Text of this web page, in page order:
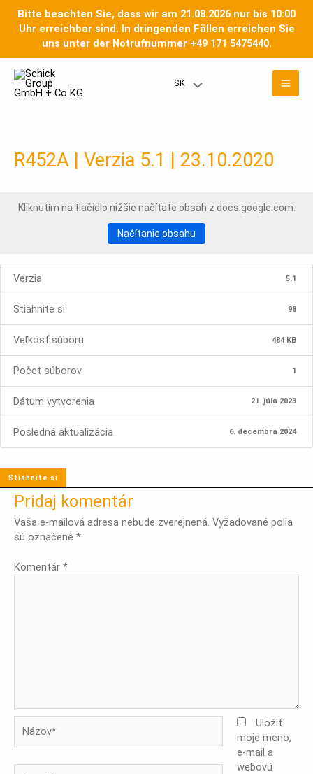
Bitte beachten Sie, dass wir am 21.08.2026 nur bis 10:00
Uhr erreichbar sind. In dringenden Fällen erreichen Sie
uns unter der Notrufnummer +49 171 5475440.
obsah
SK Prepínač
R452A | Verzia 5.1 | 23.10.2020
Kliknutím na tlačidlo nižšie načítate obsah z docs.google.com.
Načítanie obsahu
Verzia 5.1
Stiahnite si 98
Veľkosť súboru 484 KB
Počet súborov 1
Dátum vytvorenia 21. júla 2023
Posledná aktualizácia 6. decembra 2024
Stiahnite si
Pridaj komentár
Vaša e-mailová adresa nebude zverejnená. Vyžadované polia
sú označené *
Komentár *
Uložiť
moje meno,
e-mail a
webovú